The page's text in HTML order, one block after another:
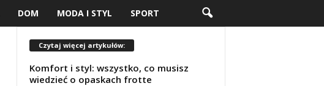
DOM MODA I STYL SPORT
Czytaj więcej artykułów:
Komfort i styl: wszystko, co musisz
wiedzieć o opaskach frotte